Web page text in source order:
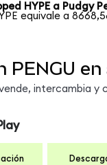
HYPE a Pudgy
equivale a
PENGU
intercambia y